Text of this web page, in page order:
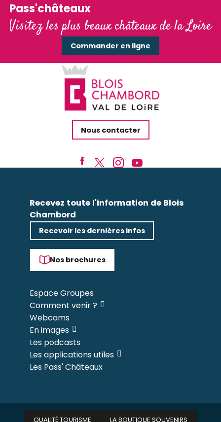
Pass'châteaux
Visitez les plus beaux châteaux de la Loire
Commander en ligne
Nous contacter
Recevez toute l'information de Blois
Chambord
Recevoir les dernières infos
Nos brochures
Espace Groupes
Comment venir ?
Webcams
En images
Les podcasts
Les applications utiles
Les Pass' Châteaux
QUALITÉ TOURISME LA BOUTIQUE SOUVENIRS